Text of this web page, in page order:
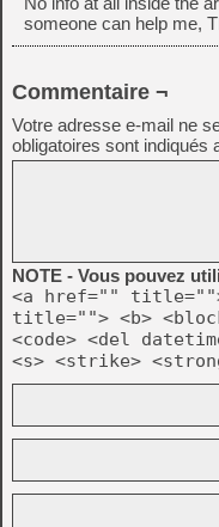
someone can help me,
Commentaire ¬
Votre adresse e-mail ne
obligatoires sont indiqués
NOTE - Vous pouvez
<a href=""
title=""> <b>
<code> <del
<s> <strike>